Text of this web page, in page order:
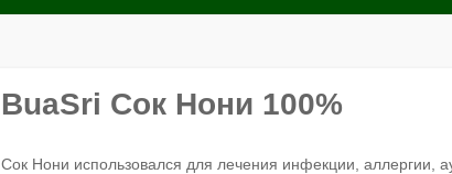
BuaSri Сок Нони 100%
Сок Нони использовался для лечения инфекции, аллергии,